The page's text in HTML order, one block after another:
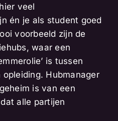
veel
én je als student goed
voorbeeld zijn de
waar een
is tussen
Hubmanager
is van een
alle partijen